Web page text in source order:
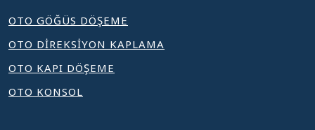
OTO GÖĞÜS DÖŞEME
OTO DİREKSİYON KAPLAMA
OTO KAPI DÖŞEME
OTO KONSOL